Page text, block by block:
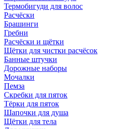
Термобигуди для волос
Расчёски
Брашинги
Гребни
Расчёски и щётки
Щётки для чистки расчёсок
Банные штучки
Дорожные наборы
Мочалки
Пемза
Скребки для пяток
Тёрки для пяток
Шапочки для душа
Щётки для тела